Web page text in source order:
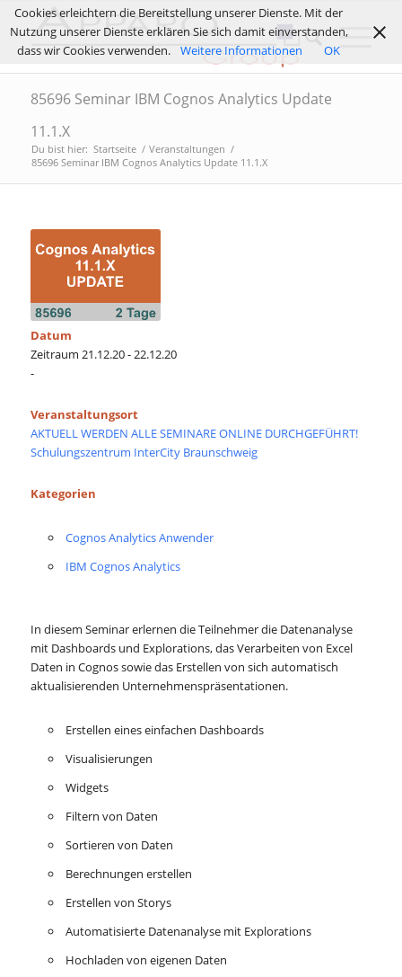
85696 Seminar IBM Cognos Analytics Update
11.1.X
Du bist hier: Startseite / Veranstaltungen /
85696 Seminar IBM Cognos Analytics Update 11.1.X
Datum
Zeitraum 21.12.20 - 22.12.20
-
Veranstaltungsort
AKTUELL WERDEN ALLE SEMINARE ONLINE DURCHGEFÜHRT!
Schulungszentrum InterCity Braunschweig
Kategorien
Cognos Analytics Anwender
IBM Cognos Analytics
In diesem Seminar erlernen die Teilnehmer die Datenanalyse
mit Dashboards und Explorations, das Verarbeiten von Excel
Daten in Cognos sowie das Erstellen von sich automatisch
aktualisierenden Unternehmenspräsentationen.
Erstellen eines einfachen Dashboards
Visualisierungen
Widgets
Filtern von Daten
Sortieren von Daten
Berechnungen erstellen
Erstellen von Storys
Automatisierte Datenanalyse mit Explorations
Hochladen von eigenen Daten
Cookies erleichtern die Bereitstellung unserer Dienste. Mit der
Nutzung unserer Dienste erklären Sie sich damit einverstanden,
dass wir Cookies verwenden.
Weitere Informationen OK